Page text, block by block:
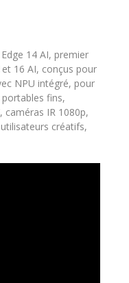
14 AI, premier
16 AI, conçus pour
NPU intégré, pour
fins,
caméras IR 1080p,
créatifs,